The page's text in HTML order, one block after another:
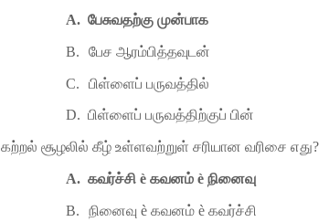
A. பேசுவதற்கு முன்பாக
B. பேச ஆரம்பித்தவுடன்
C. பிள்ளைப் பருவத்தில்
D. பிள்ளைப் பருவத்திற்குப் பின்
கற்றல் சூழலில் கீழ் உள்ளவற்றுள் சரியான வரிசை எது?
A. கவர்ச்சி è கவனம் è நினைவு
B. நினைவு è கவனம் è கவர்ச்சி